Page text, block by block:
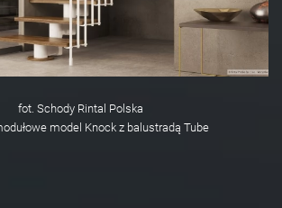
fot. Schody Rintal Polska
model Knock z balustradą Tube